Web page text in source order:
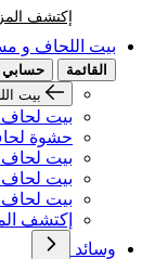
إكتشف
بيت اللحاف و
القائمة
حسابي
بيت
بيت
حشوة
بيت
بيت
بيت لحاف
إكتشف
وسائد